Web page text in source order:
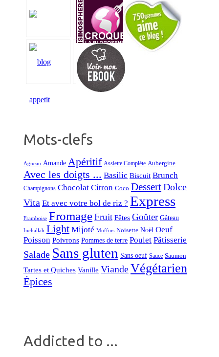
Mots-clefs
Agneau Amande Apéritif Assiette Complète Aubergine
Avec les doigts ... Basilic Biscuit Brunch
Champignons Chocolat Citron Coco DessertDolce
Vita Et avec votre bol de riz ? Express
Framboise FromageFruit Fêtes Goûter Gâteau
Inchallah Light Mijoté Muffins Noisette Noël Oeuf
Poisson Poivrons Pommes de terre Poulet Pâtisserie
Salade Sans gluten Sans oeuf Sauce Saumon
Tartes et Quiches Vanille ViandeVégétarien
Épices
Addicted to ...